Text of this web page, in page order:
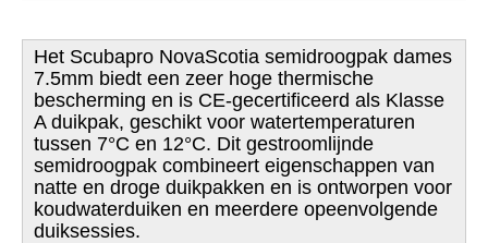
Het Scubapro NovaScotia semidroogpak dames
7.5mm biedt een zeer hoge thermische
bescherming en is CE‑gecertificeerd als Klasse
A duikpak, geschikt voor watertemperaturen
tussen 7°C en 12°C. Dit gestroomlijnde
semidroogpak combineert eigenschappen van
natte en droge duikpakken en is ontworpen voor
koudwaterduiken en meerdere opeenvolgende
duiksessies.